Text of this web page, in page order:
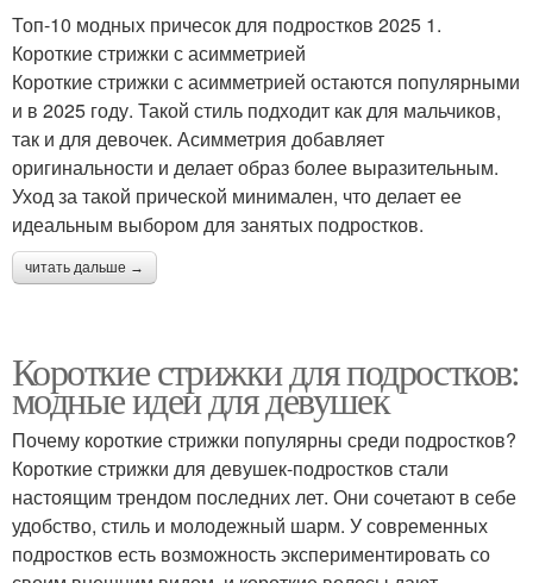
Топ-10 модных причесок для подростков 2025 1.
Короткие стрижки с асимметрией
Короткие стрижки с асимметрией остаются популярными
и в 2025 году. Такой стиль подходит как для мальчиков,
так и для девочек. Асимметрия добавляет
оригинальности и делает образ более выразительным.
Уход за такой прической минимален, что делает ее
идеальным выбором для занятых подростков.
читать дальше →
Короткие стрижки для подростков:
модные идеи для девушек
Почему короткие стрижки популярны среди подростков?
Короткие стрижки для девушек-подростков стали
настоящим трендом последних лет. Они сочетают в себе
удобство, стиль и молодежный шарм. У современных
подростков есть возможность экспериментировать со